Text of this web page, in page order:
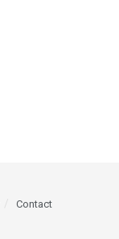
Contact